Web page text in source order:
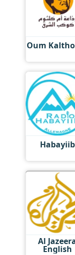
Oum
Habayiib
Al
English